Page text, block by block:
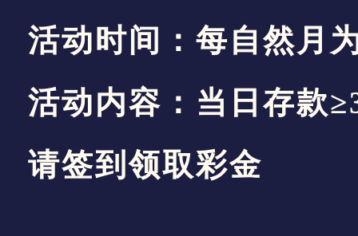
活动时间：每自然月
活动内容：当日存款
请签到领取彩金